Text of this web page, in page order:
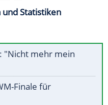
und Statistiken
"Nicht mehr mein
Finale für